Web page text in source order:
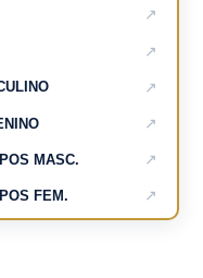
↗
↗
↗
↗
MASC. ↗
FEM. ↗